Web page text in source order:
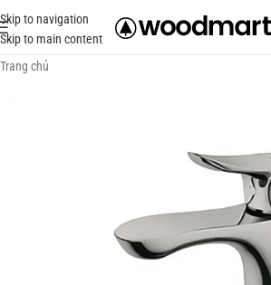
Skip to navigation
Skip to main content
Trang chủ